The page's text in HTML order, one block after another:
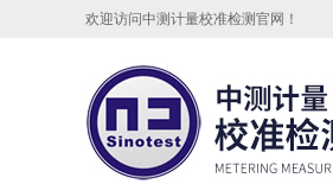
欢迎访问中测计量校准检测官网！